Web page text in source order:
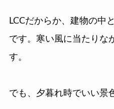
LCCだからか、建物の中
です。寒い風に当たりな
す。
でも、夕暮れ時でいい景